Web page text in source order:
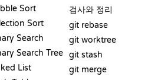
Sort
Sort
Search
Search Tree
List
검사와 정리
git rebase
git worktree
git stash
git merge